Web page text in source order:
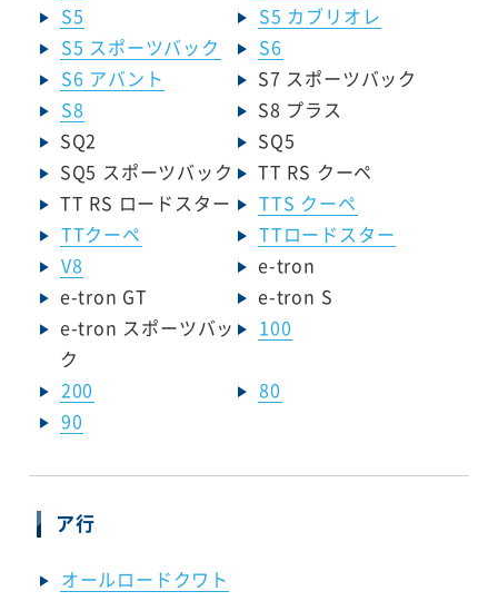
S5
S5 カブリオレ
S5 スポーツバック
S6
S6 アバント
S7 スポーツバック
S8
S8 プラス
SQ2
SQ5
SQ5 スポーツバック
TT RS クーペ
TT RS ロードスター
TTS クーペ
TTクーペ
TTロードスター
V8
e-tron
e-tron GT
e-tron S
e-tron スポーツバッ
ク
100
200
80
90
ア行
オールロードクワト